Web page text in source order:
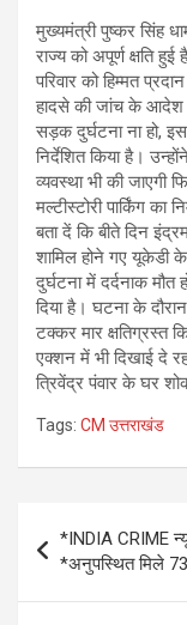
मुख्यमंत्री पुष्कर सिंह
राज्य को अपूर्ण क्षति
परिवार को हिम्मत
हादसे की जांच के आदेश
सड़क दुर्घटना ना हो,
निर्देशित किया है।
व्यवस्था भी की
मल्टीस्टोरी पार्किंग का
बता दें कि बीते दिन
शामिल होने गए यूकेडी
दुर्घटना में दर्दनाक
दिया है। घटना के
टक्कर मार क्षतिग्रस्त
एक्शन में भी दिखाई दे
त्रिवेंद्र पंवार के घर
Tags: CM उत्तराखंड
navigation
*INDIA CRIME
*अनुपस्थित मिले 73